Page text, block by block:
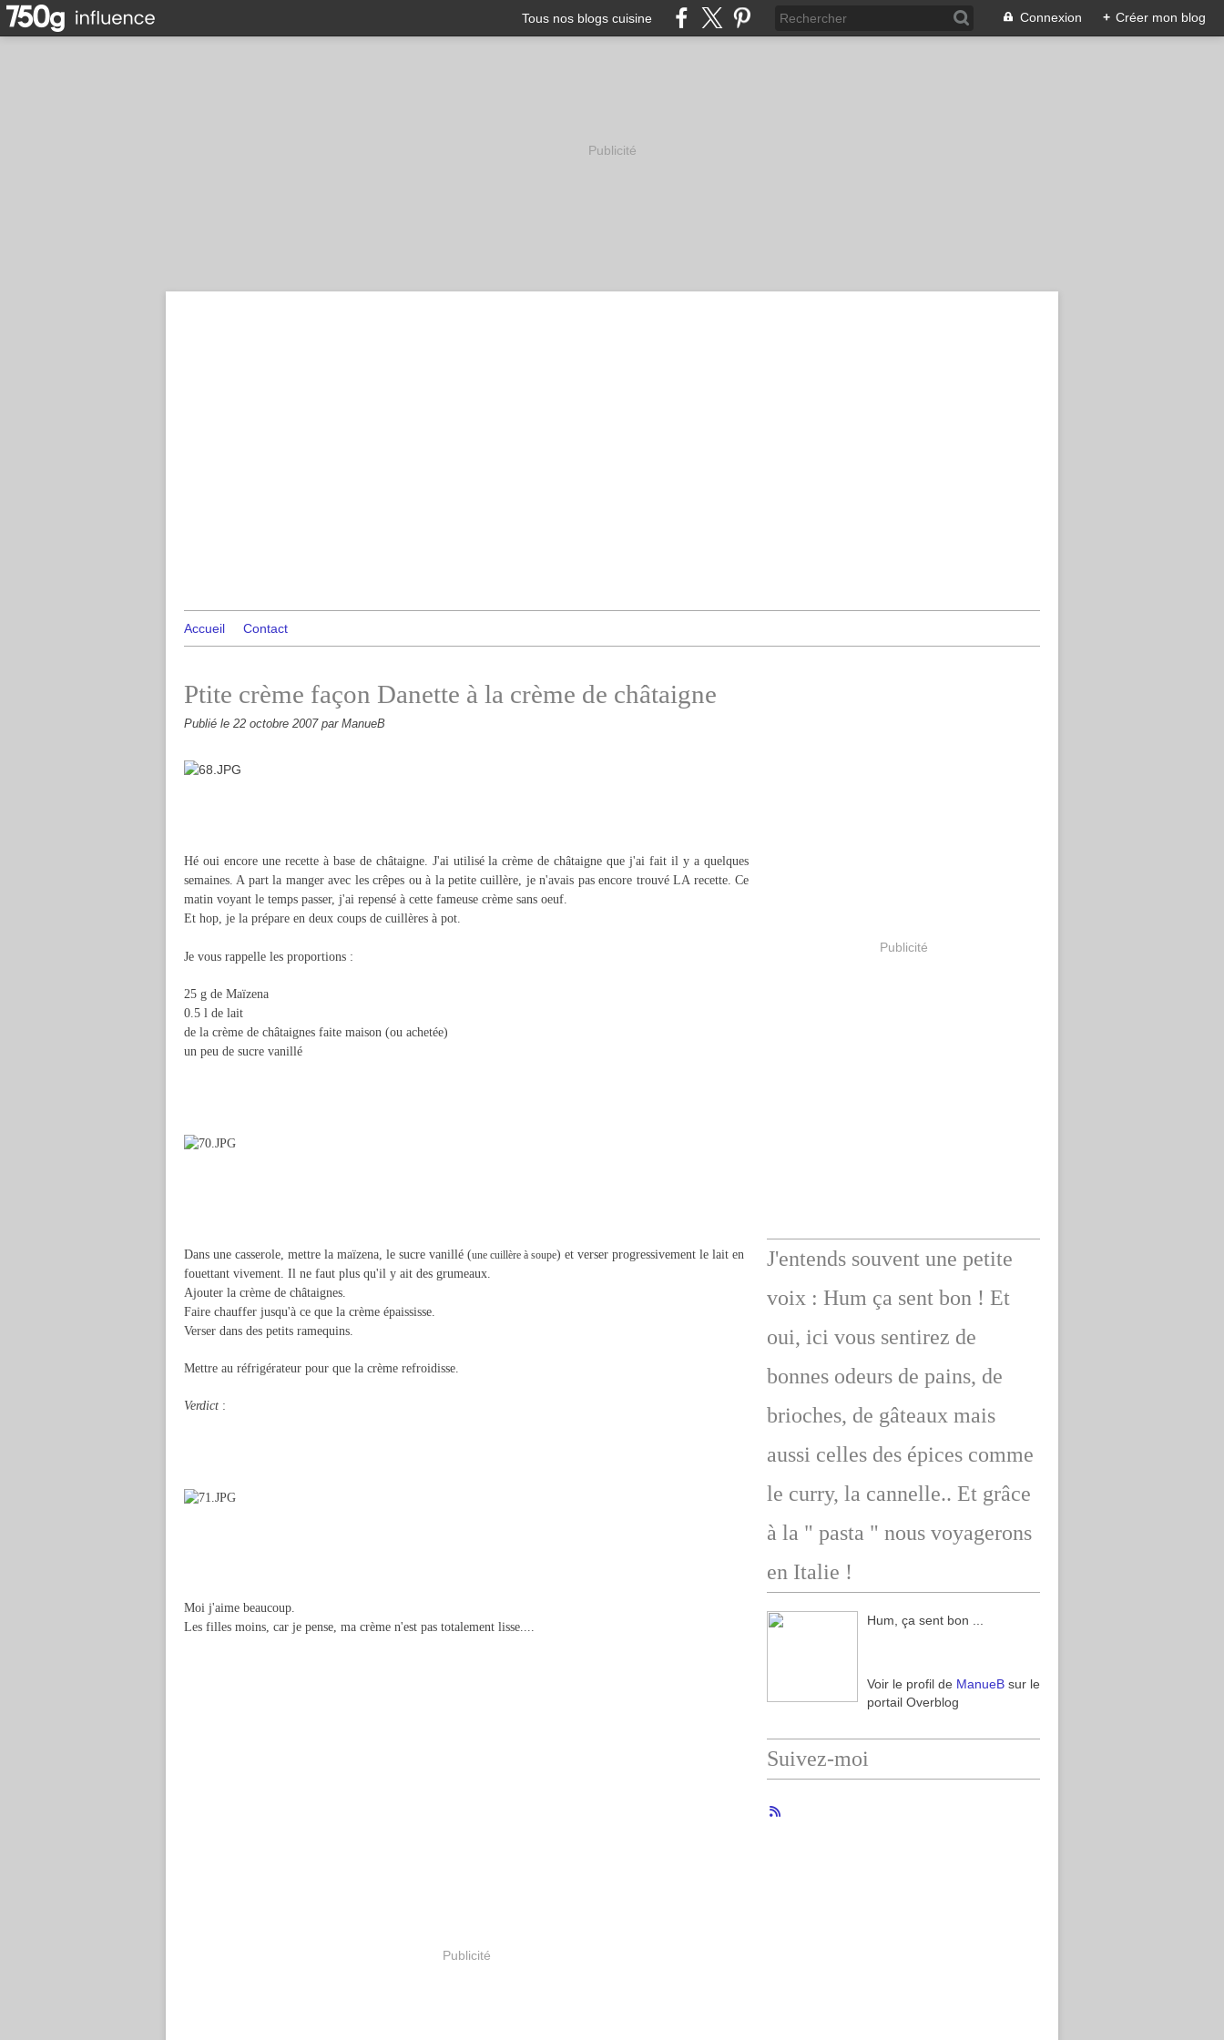
Tous nos blogs cuisine Connexion + Créer mon blog
Publicité
Accueil Contact
Ptite crème façon Danette à la crème de châtaigne
Publié le 22 octobre 2007 par ManueB
Hé oui encore une recette à base de châtaigne. J'ai utilisé la crème de châtaigne que j'ai fait il y a quelques
semaines. A part la manger avec les crêpes ou à la petite cuillère, je n'avais pas encore trouvé LA recette. Ce
matin voyant le temps passer, j'ai repensé à cette fameuse crème sans oeuf.
Et hop, je la prépare en deux coups de cuillères à pot.
Je vous rappelle les proportions :
25 g de Maïzena
0.5 l de lait
de la crème de châtaignes faite maison (ou achetée)
un peu de sucre vanillé
Dans une casserole, mettre la maïzena, le sucre vanillé (une cuillère à soupe) et verser progressivement le lait en
fouettant vivement. Il ne faut plus qu'il y ait des grumeaux.
Ajouter la crème de châtaignes.
Faire chauffer jusqu'à ce que la crème épaississe.
Verser dans des petits ramequins.
Mettre au réfrigérateur pour que la crème refroidisse.
Verdict :
Moi j'aime beaucoup.
Les filles moins, car je pense, ma crème n'est pas totalement lisse....
Publicité
Publicité
J'entends souvent une petite
voix : Hum ça sent bon ! Et
oui, ici vous sentirez de
bonnes odeurs de pains, de
brioches, de gâteaux mais
aussi celles des épices comme
le curry, la cannelle.. Et grâce
à la " pasta " nous voyagerons
en Italie !
Hum, ça sent bon ...
Voir le profil de ManueB sur le
portail Overblog
Suivez-moi